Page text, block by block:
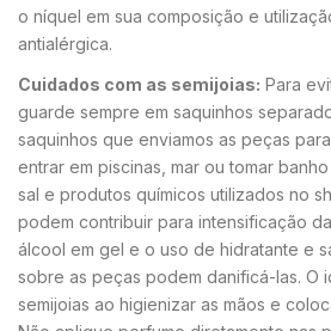
o níquel em sua composição e
antialérgica.
Cuidados com as semijoias: Para
guarde sempre em saquinhos
saquinhos que enviamos as peças
entrar em piscinas, mar ou tomar
sal e produtos químicos utilizados no
podem contribuir para intensificação
álcool em gel e o uso de hidratante e
sobre as peças podem danificá-las. O
semijoias ao higienizar as mãos e